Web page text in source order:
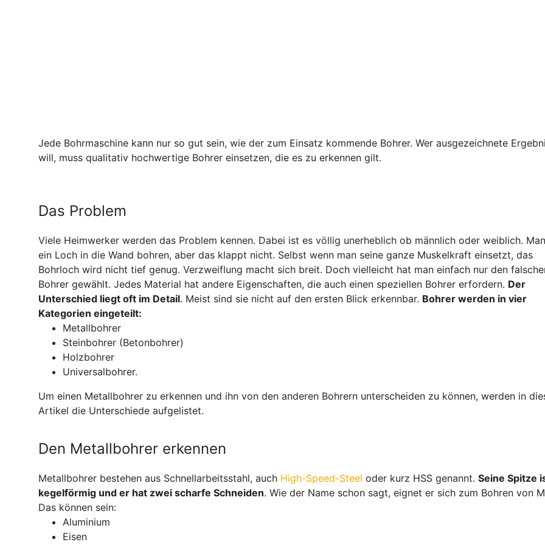
Jede Bohrmaschine kann nur so gut sein, wie der zum Einsatz kommende Bohrer. Wer ausgezeichnete
will, muss qualitativ hochwertige Bohrer einsetzen, die es zu erkennen gilt.
Das Problem
Viele Heimwerker werden das Problem kennen. Dabei ist es völlig unerheblich ob männlich oder weiblich.
ein Loch in die Wand bohren, aber das klappt nicht. Selbst wenn man seine ganze Muskelkraft einsetzt, das
Bohrloch wird nicht tief genug. Verzweiflung macht sich breit. Doch vielleicht hat man einfach nur den
Bohrer gewählt. Jedes Material hat andere Eigenschaften, die auch einen speziellen Bohrer erfordern. Der
Unterschied liegt oft im Detail. Meist sind sie nicht auf den ersten Blick erkennbar. Bohrer werden in vier
Kategorien eingeteilt:
Metallbohrer
Steinbohrer (Betonbohrer)
Holzbohrer
Universalbohrer.
Um einen Metallbohrer zu erkennen und ihn von den anderen Bohrern unterscheiden zu können, werden in
Artikel die Unterschiede aufgelistet.
Den Metallbohrer erkennen
Metallbohrer bestehen aus Schnellarbeitsstahl, auch High-Speed-Steel oder kurz HSS genannt. Seine Spitze
kegelförmig und er hat zwei scharfe Schneiden. Wie der Name schon sagt, eignet er sich zum Bohren von
Das können sein:
Aluminium
Eisen